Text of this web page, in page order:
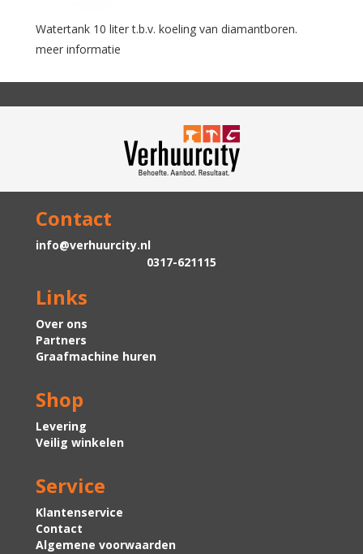
Watertank 10 liter t.b.v. koeling van diamantboren.
meer informatie
Contact
info@verhuurcity.nl
0317-621115
Links
Over ons
Partners
Graafmachine huren
Shop
Levering
Veilig winkelen
Service
Klantenservice
Contact
Algemene voorwaarden